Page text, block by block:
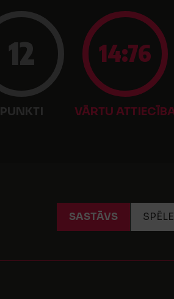
12
PUNKTI
14:76
VĀRTU
SASTĀVS